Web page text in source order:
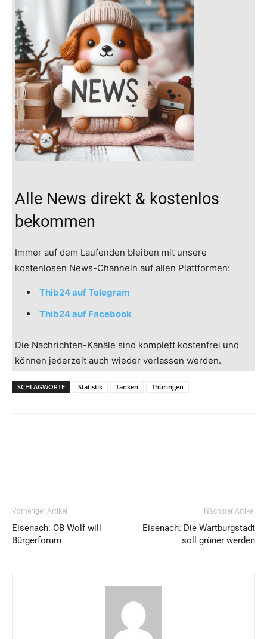
Alle News direkt & kostenlos
bekommen
Immer auf dem Laufenden bleiben mit unsere
kostenlosen News-Channeln auf allen Plattformen:
Thib24 auf Telegram
Thib24 auf Facebook
Die Nachrichten-Kanäle sind komplett kostenfrei und
können jederzeit auch wieder verlassen werden.
SCHLAGWORTE Statistik Tanken Thüringen
Vorheriger Artikel
Eisenach: OB Wolf will
Bürgerforum
Nächster Artikel
Eisenach: Die Wartburgstadt
soll grüner werden